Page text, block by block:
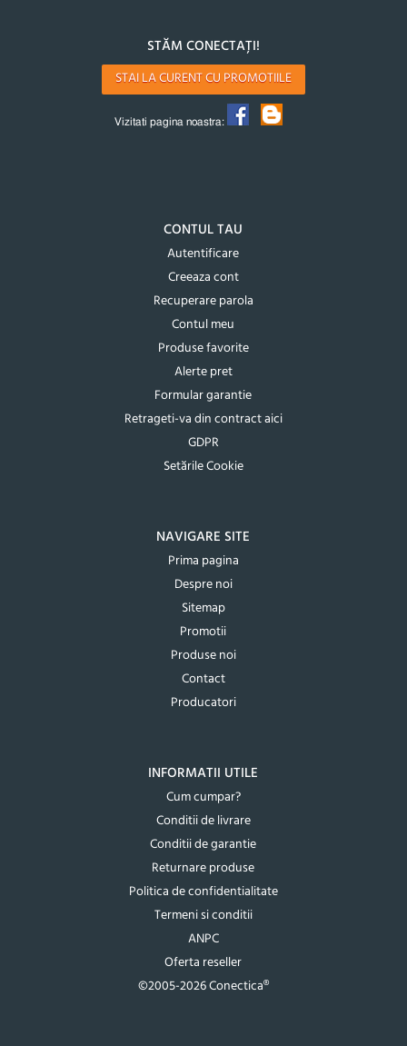
STĂM CONECTAȚI!
STAI LA CURENT CU PROMOTIILE
Vizitati pagina noastra:
CONTUL TAU
Autentificare
Creeaza cont
Recuperare parola
Contul meu
Produse favorite
Alerte pret
Formular garantie
Retrageti-va din contract aici
GDPR
Setările Cookie
NAVIGARE SITE
Prima pagina
Despre noi
Sitemap
Promotii
Produse noi
Contact
Producatori
INFORMATII UTILE
Cum cumpar?
Conditii de livrare
Conditii de garantie
Returnare produse
Politica de confidentialitate
Termeni si conditii
ANPC
Oferta reseller
©2005-2026 Conectica®